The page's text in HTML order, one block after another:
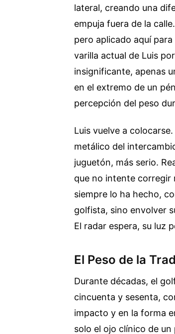
lateral, creando una
empuja fuera de la
pero aplicado aquí
varilla actual de Luis
insignificante, apenas
en el extremo de un
percepción del peso
Luis vuelve a
metálico del
juguetón, más serio.
que no intente corregir
siempre lo ha hecho,
golfista, sino envolver
El radar espera, su luz
El Peso de la
Durante décadas, el
cincuenta y sesenta,
impacto y en la forma
solo el ojo clínico de